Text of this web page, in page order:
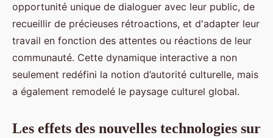
opportunité unique de dialoguer avec leur public, de
recueillir de précieuses rétroactions, et d'adapter leur
travail en fonction des attentes ou réactions de leur
communauté. Cette dynamique interactive a non
seulement redéfini la notion d’autorité culturelle, mais
a également remodelé le paysage culturel global.
Les effets des nouvelles technologies sur